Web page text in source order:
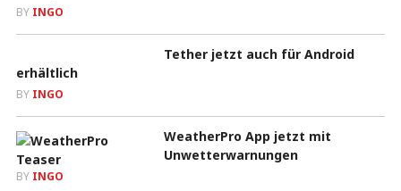
BY INGO
Tether jetzt auch für Android
erhältlich
BY INGO
WeatherPro App jetzt mit
Unwetterwarnungen
BY INGO